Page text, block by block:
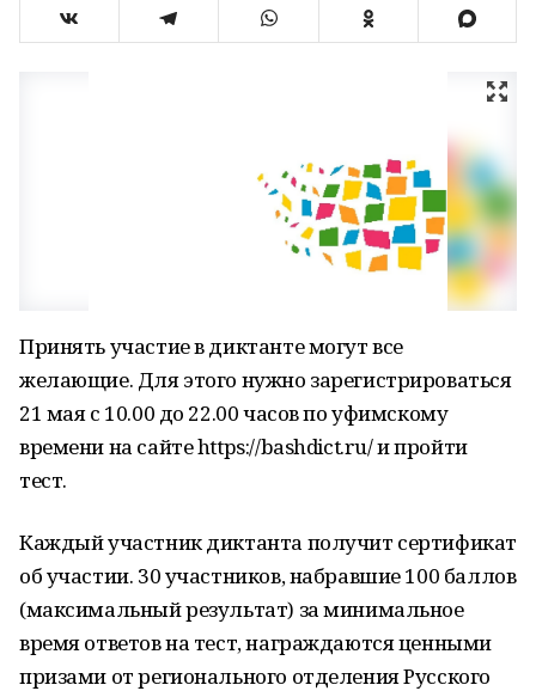
Принять участие в диктанте могут все
желающие. Для этого нужно зарегистрироваться
21 мая с 10.00 до 22.00 часов по уфимскому
времени на сайте https://bashdict.ru/ и пройти
тест.
Каждый участник диктанта получит сертификат
об участии. 30 участников, набравшие 100 баллов
(максимальный результат) за минимальное
время ответов на тест, награждаются ценными
призами от регионального отделения Русского